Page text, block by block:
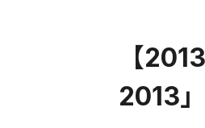
【
2013